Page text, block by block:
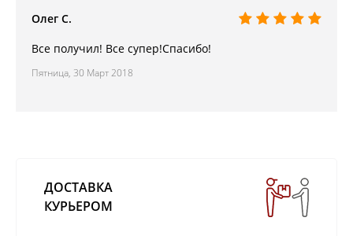
Олег С.
Все получил! Все супер!Спасибо!
Пятница, 30 Март 2018
ДОСТАВКА
КУРЬЕРОМ